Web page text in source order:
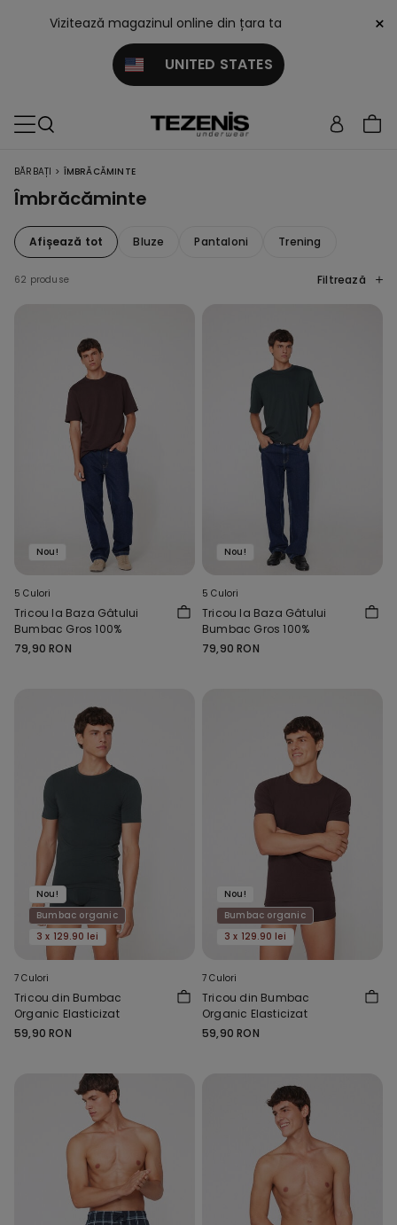
Vizitează magazinul online din țara ta
UNITED STATES
×
BĂRBAȚI > ÎMBRĂCĂMINTE
Îmbrăcăminte
Afișează tot Bluze Pantaloni Trening
62 produse Filtrează
Nou!
5 Culori
Tricou la Baza Gâtului
Bumbac Gros 100%
79,90 RON
Nou!
5 Culori
Tricou la Baza Gâtului
Bumbac Gros 100%
79,90 RON
Nou!
Bumbac organic
3 x 129.90 lei
7 Culori
Tricou din Bumbac
Organic Elasticizat
59,90 RON
Nou!
Bumbac organic
3 x 129.90 lei
7 Culori
Tricou din Bumbac
Organic Elasticizat
59,90 RON